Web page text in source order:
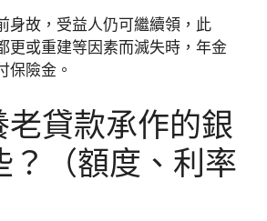
身故，受益人仍可繼續領，此
更或重建等因素而滅失時，年金
保險金。
貸款承作的銀
？（額度、利率